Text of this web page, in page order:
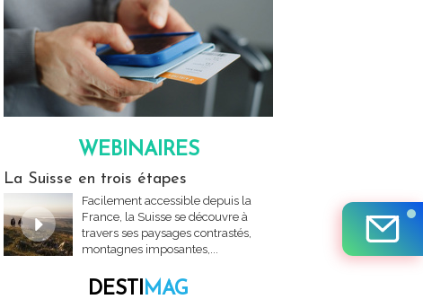
WEBINAIRES
La Suisse en trois étapes
Facilement accessible depuis la
France, la Suisse se découvre à
travers ses paysages contrastés,
montagnes imposantes,...
DESTIMAG